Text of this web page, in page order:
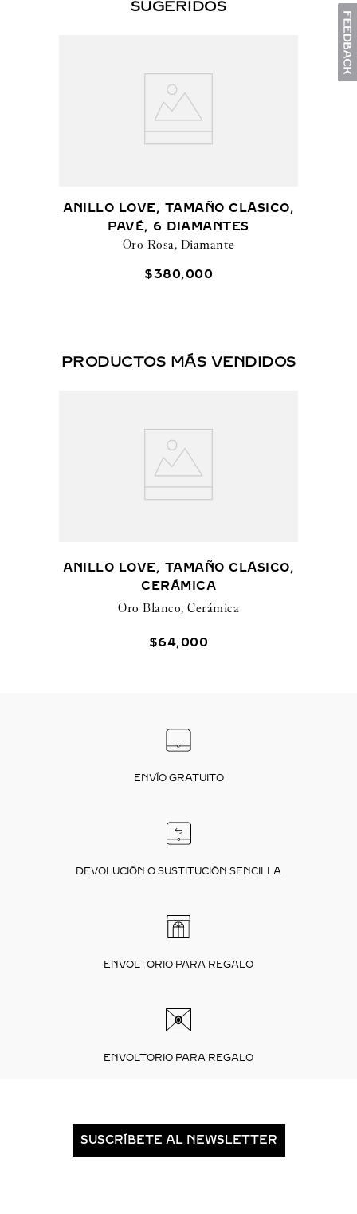
SUGERIDOS
ANILLO LOVE, TAMAÑO CLÁSICO,
PAVÉ, 6 DIAMANTES
Oro Rosa, Diamante
$380,000
PRODUCTOS MÁS VENDIDOS
ANILLO LOVE, TAMAÑO CLÁSICO,
CERÁMICA
Oro Blanco, Cerámica
$64,000
ENVÍO GRATUITO
DEVOLUCIÓN O SUSTITUCIÓN SENCILLA
ENVOLTORIO PARA REGALO
ENVOLTORIO PARA REGALO
SUSCRÍBETE AL NEWSLETTER